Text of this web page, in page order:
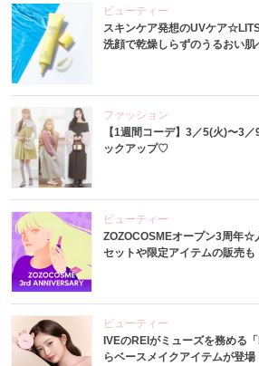
ビューティー
スキンケア発想のUVケア
洗顔で乾燥しらずのうるおい肌
ファッション
【1週間コーデ】3／5(火)〜3
ックアップ♡
ビューティー
ZOZOCOSMEオープン3周年☆
セットや限定アイテムの販売も
ビューティー
IVEのREIがミューズを務める
らベースメイクアイテムが登